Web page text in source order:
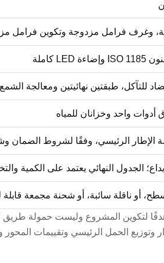
وغرف فرامل مزدوجة وتكوين فرامل
للتآكل، طبقتين نهائيتين ومعالجة الشمع
واحد وخزانان للمياه
المعلنة البالغة 80 طنًا هدفًا لتكوين المشروع
وتوزيع الحمل الرئيسي وتقييمات